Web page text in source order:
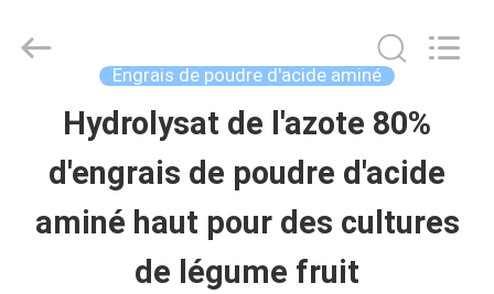
MAISON
PRODUITS
Sichuan
Engrais de poudre d'acide aminé
Hydrolysat de l'azote 80%
d'engrais de poudre d'acide
aminé haut pour des cultures
de légume fruit